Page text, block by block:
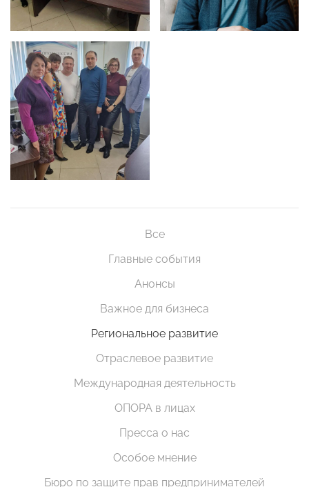
Все
Главные события
Анонсы
Важное для бизнеса
Региональное развитие
Отраслевое развитие
Международная деятельность
ОПОРА в лицах
Пресса о нас
Особое мнение
Бюро по защите прав предпринимателей